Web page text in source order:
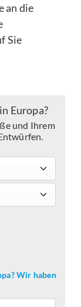
an die
Sie
Europa?
und Ihrem
Wir haben